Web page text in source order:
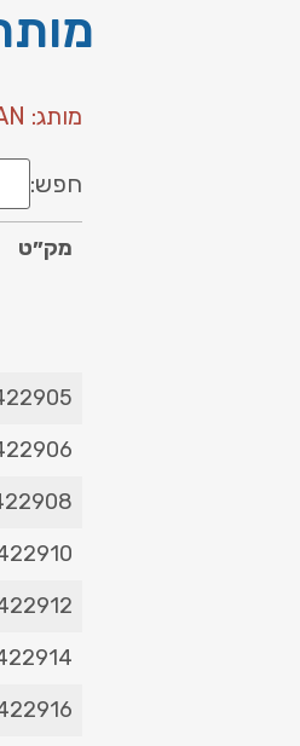
מותג: AGORAN
חפש:
מק״ט
מק״ט